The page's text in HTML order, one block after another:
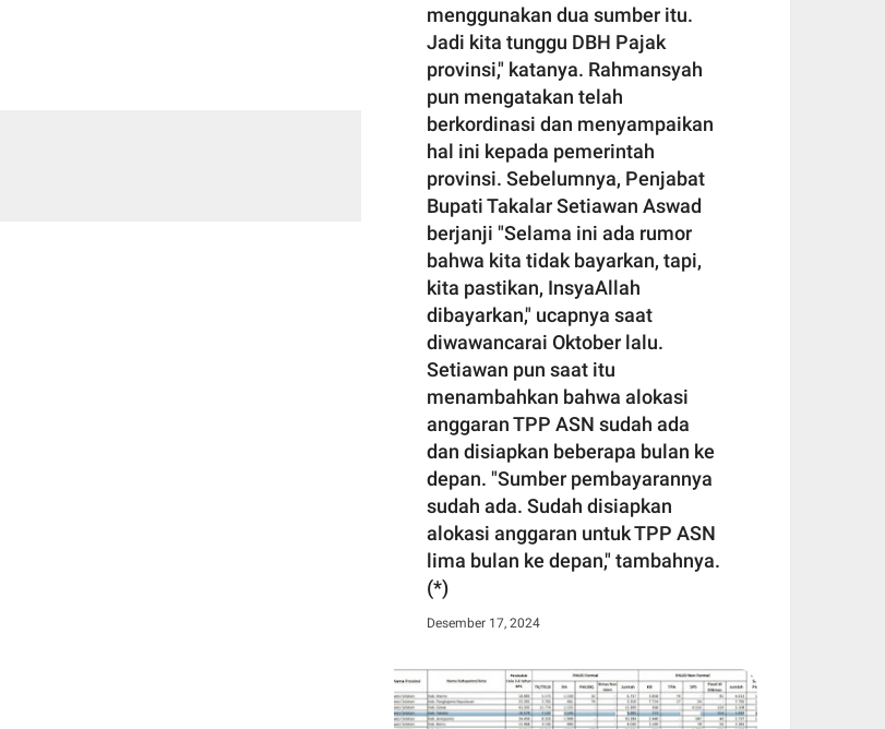
menggunakan dua sumber itu.
Jadi kita tunggu DBH Pajak
provinsi," katanya. Rahmansyah
pun mengatakan telah
berkordinasi dan menyampaikan
hal ini kepada pemerintah
provinsi. Sebelumnya, Penjabat
Bupati Takalar Setiawan Aswad
berjanji "Selama ini ada rumor
bahwa kita tidak bayarkan, tapi,
kita pastikan, InsyaAllah
dibayarkan," ucapnya saat
diwawancarai Oktober lalu.
Setiawan pun saat itu
menambahkan bahwa alokasi
anggaran TPP ASN sudah ada
dan disiapkan beberapa bulan ke
depan. "Sumber pembayarannya
sudah ada. Sudah disiapkan
alokasi anggaran untuk TPP ASN
lima bulan ke depan," tambahnya.
(*)
Desember 17, 2024